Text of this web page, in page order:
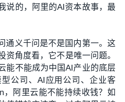
说的，阿里的AI资本故事，最
通义千问是不是国内第一。这
资角度看，它不是唯一问题。
能不能成为中国AI产业的底层
公司、AI应用公司、企业客
，阿里云能不能持续收钱？如